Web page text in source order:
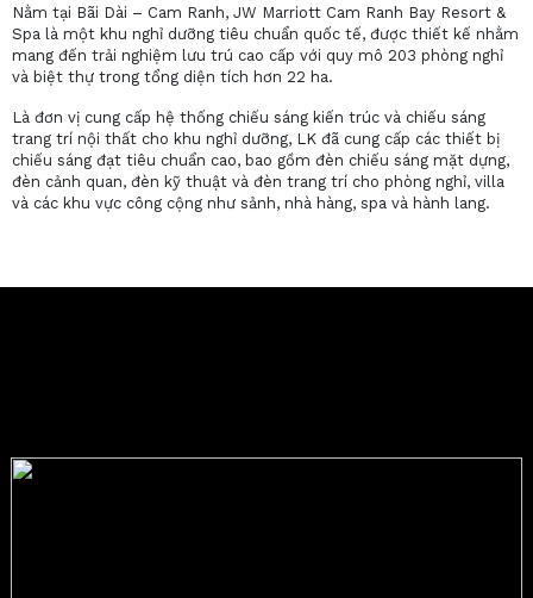
Nằm tại Bãi Dài – Cam Ranh, JW Marriott Cam Ranh Bay Resort &
Spa là một khu nghỉ dưỡng tiêu chuẩn quốc tế, được thiết kế nhằm
mang đến trải nghiệm lưu trú cao cấp với quy mô 203 phòng nghỉ
và biệt thự trong tổng diện tích hơn 22 ha.
Là đơn vị cung cấp hệ thống chiếu sáng kiến trúc và chiếu sáng
trang trí nội thất cho khu nghỉ dưỡng, LK đã cung cấp các thiết bị
chiếu sáng đạt tiêu chuẩn cao, bao gồm đèn chiếu sáng mặt dựng,
đèn cảnh quan, đèn kỹ thuật và đèn trang trí cho phòng nghỉ, villa
và các khu vực công cộng như sảnh, nhà hàng, spa và hành lang.